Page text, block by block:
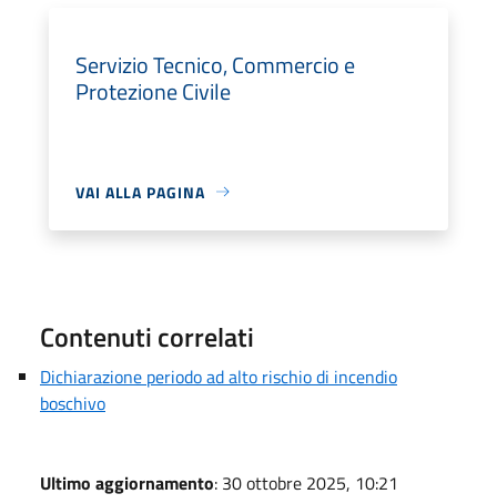
Servizio Tecnico, Commercio e
Protezione Civile
VAI ALLA PAGINA
Contenuti correlati
Dichiarazione periodo ad alto rischio di incendio
boschivo
Ultimo aggiornamento: 30 ottobre 2025, 10:21